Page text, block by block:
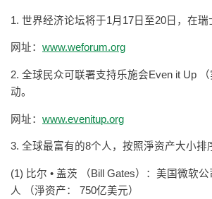
1. 世界经济论坛将于1月17日至20日，在瑞
网址： www.weforum.org
2. 全球民众可联署支持乐施会Even it Up
动。
网址： www.evenitup.org
3. 全球最富有的8个人，按照淨资产大小排
(1) 比尔 • 盖茨 （Bill Gates）：美国微软
人 （淨资产： 750亿美元）